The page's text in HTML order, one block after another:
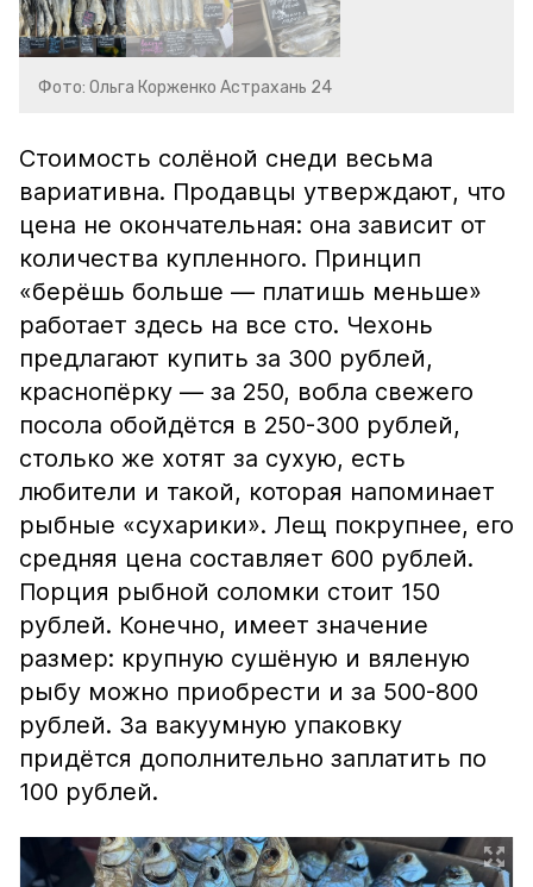
Фото: Ольга Корженко Астрахань 24
Стоимость солёной снеди весьма
вариативна. Продавцы утверждают, что
цена не окончательная: она зависит от
количества купленного. Принцип
«берёшь больше — платишь меньше»
работает здесь на все сто. Чехонь
предлагают купить за 300 рублей,
краснопёрку — за 250, вобла свежего
посола обойдётся в 250-300 рублей,
столько же хотят за сухую, есть
любители и такой, которая напоминает
рыбные «сухарики». Лещ покрупнее, его
средняя цена составляет 600 рублей.
Порция рыбной соломки стоит 150
рублей. Конечно, имеет значение
размер: крупную сушёную и вяленую
рыбу можно приобрести и за 500-800
рублей. За вакуумную упаковку
придётся дополнительно заплатить по
100 рублей.